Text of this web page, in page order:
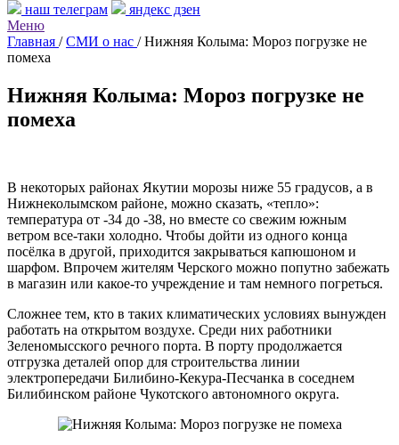
наш телеграм
яндекс дзен
Меню
Главная /СМИ о нас /Нижняя Колыма: Мороз погрузке не
помеха
Нижняя Колыма: Мороз погрузке не
помеха
В некоторых районах Якутии морозы ниже 55 градусов, а в
Нижнеколымском районе, можно сказать, «тепло»:
температура от -34 до -38, но вместе со свежим южным
ветром все-таки холодно. Чтобы дойти из одного конца
посёлка в другой, приходится закрываться капюшоном и
шарфом. Впрочем жителям Черского можно попутно забежать
в магазин или какое-то учреждение и там немного погреться.
Сложнее тем, кто в таких климатических условиях вынужден
работать на открытом воздухе. Среди них работники
Зеленомысского речного порта. В порту продолжается
отгрузка деталей опор для строительства линии
электропередачи Билибино-Кекура-Песчанка в соседнем
Билибинском районе Чукотского автономного округа.